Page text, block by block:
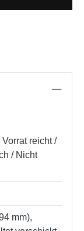
reicht /
/ Nicht
mm),